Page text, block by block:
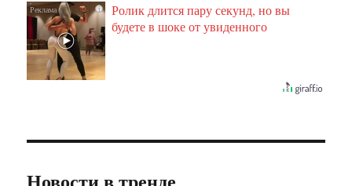
i
Ролик длится пару секунд, но вы
будете в шоке от увиденного